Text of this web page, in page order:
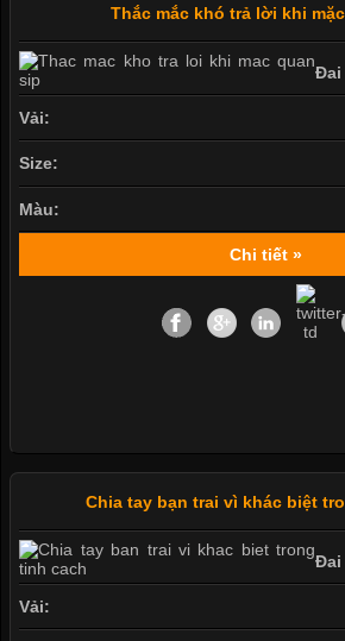
Thắc mắc khó trả lời khi
Đai
Vải:
Size:
Màu:
Chi tiết »
Chia tay bạn trai vì khác biệt
Đai
Vải: